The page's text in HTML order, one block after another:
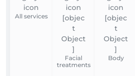
All services
Facial
treatments
Body